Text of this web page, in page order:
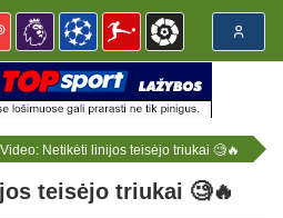
Video: Netikėti linijos teisėjo triukai 🧐🔥
teisėjo triukai 🧐🔥